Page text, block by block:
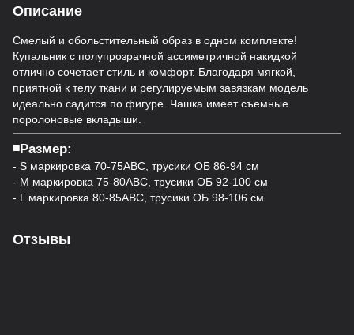
Описание
Смелый и обольстительный образ в одном комплекте!
Купальник с полупрозрачной ассиметричной накидкой
отлично сочетает стиль и комфорт. Благодаря мягкой,
приятной к телу ткани и регулируемым завязкам модель
идеально садится по фигуре. Чашка имеет съемные
поролоновые вкладыши.
◾️Размер:
- S маркировка 70-75АВС, трусики ОБ 86-94 см
- M маркировка 75-80АВС, трусики ОБ 92-100 см
- L маркировка 80-85АВС, трусики ОБ 98-106 см
Отзывы